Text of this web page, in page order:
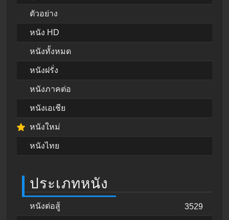
ตัวอย่าง
หนัง HD
หนังทั้งหมด
หนังฝรั่ง
หนังภาคต่อ
หนังเอเชีย
หนังใหม่
หนังไทย
ประเภทหนัง
หนังต่อสู้ 3529